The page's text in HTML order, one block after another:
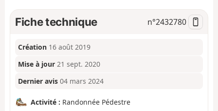
n
Fiche technique n°2432780
Création 16 août 2019
Mise à jour 21 sept. 2020
Dernier avis 04 mars 2024
Activité : Randonnée Pédestre